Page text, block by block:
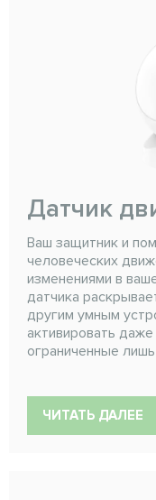
Датчик
Ваш защитник и
человеческих
изменениями в
датчика
другим умным
активировать
ограниченные
ЧИТАТЬ ДАЛЕЕ